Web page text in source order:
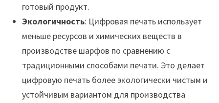
готовый продукт.
Экологичность: Цифровая печать использует
меньше ресурсов и химических веществ в
производстве шарфов по сравнению с
традиционными способами печати. Это делает
цифровую печать более экологически чистым и
устойчивым вариантом для производства